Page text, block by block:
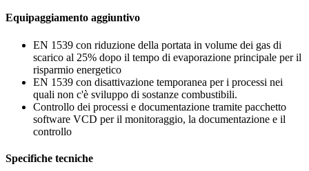
Equipaggiamento aggiuntivo
EN 1539 con riduzione della portata in volume dei gas di
scarico al 25% dopo il tempo di evaporazione principale per il
risparmio energetico
EN 1539 con disattivazione temporanea per i processi nei
quali non c'è sviluppo di sostanze combustibili.
Controllo dei processi e documentazione tramite pacchetto
software VCD per il monitoraggio, la documentazione e il
controllo
Specifiche tecniche